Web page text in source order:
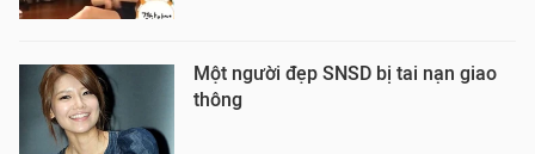
Một người đẹp SNSD bị tai nạn giao
thông